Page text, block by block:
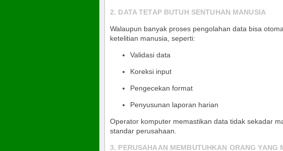
2. DATA TETAP BUTUH SENTUHAN MANUSIA
Walaupun banyak proses pengolahan data bisa
ketelitian manusia, seperti:
Validasi data
Koreksi input
Pengecekan format
Penyusunan laporan harian
Operator komputer memastikan data tidak sekadar
standar perusahaan.
3. PERUSAHAAN MEMBUTUHKAN ORANG YANG